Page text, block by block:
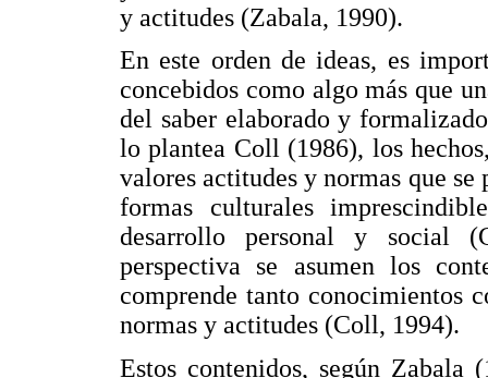
y actitudes (Zabala, 1990).
En este orden de ideas, es
concebidos como algo más que
del saber elaborado y
lo plantea Coll (1986), los
valores actitudes y normas que
formas culturales
desarrollo personal y social
perspectiva se asumen los
comprende tanto conocimientos
normas y actitudes (Coll, 1994).
Estos contenidos, según Zabala